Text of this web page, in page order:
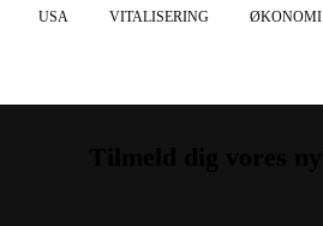
USA VITALISERING ØKONOMI